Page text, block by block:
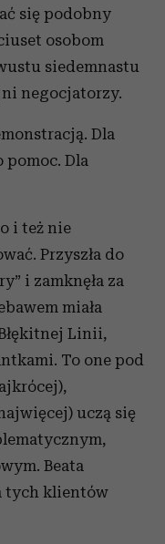
się podobny
osobom
siedemnastu
negocjatorzy.
Dla
pomoc. Dla
i też nie
Przyszła do
i zamknęła za
miała
Linii,
To one pod
uczą się
Beata
tych klientów